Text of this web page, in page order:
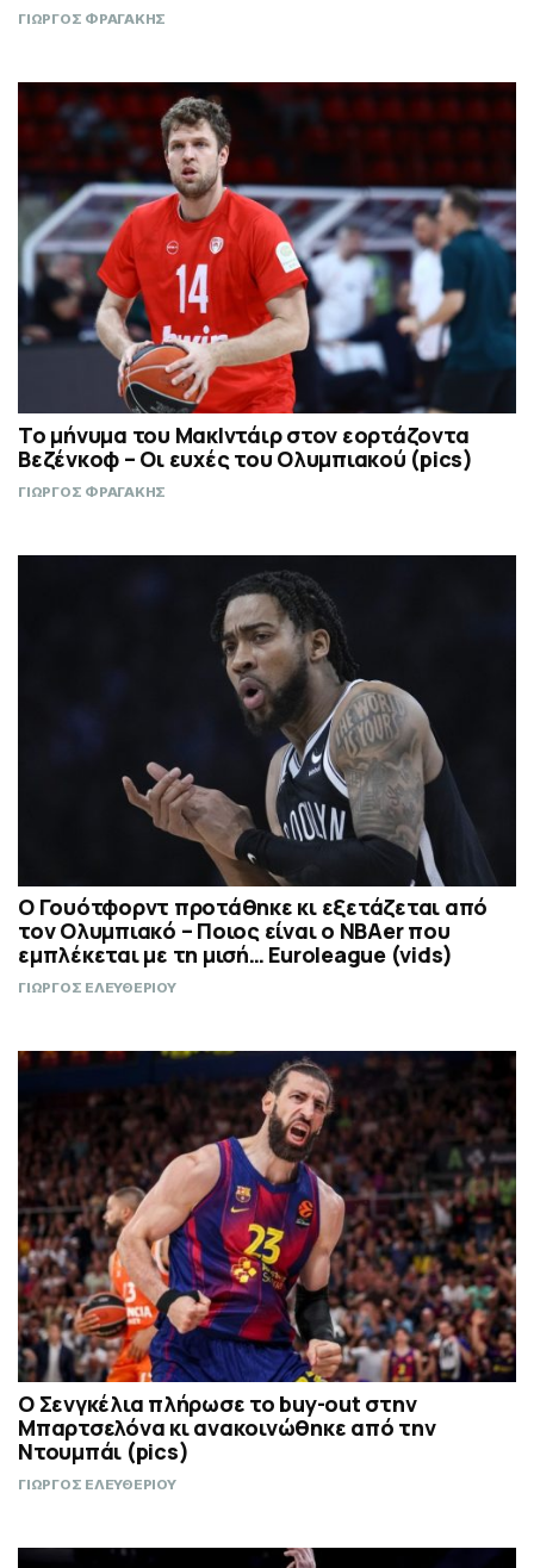
ΓΙΩΡΓΟΣ ΦΡΑΓΑΚΗΣ
Το μήνυμα του ΜακΙντάιρ στον εορτάζοντα
Βεζένκοφ – Οι ευχές του Ολυμπιακού (pics)
ΓΙΩΡΓΟΣ ΦΡΑΓΑΚΗΣ
Ο Γουότφορντ προτάθηκε κι εξετάζεται από
τον Ολυμπιακό – Ποιος είναι ο ΝΒΑer που
εμπλέκεται με τη μισή… Euroleague (vids)
ΓΙΩΡΓΟΣ ΕΛΕΥΘΕΡΙΟΥ
Ο Σενγκέλια πλήρωσε το buy-out στην
Μπαρτσελόνα κι ανακοινώθηκε από την
Ντουμπάι (pics)
ΓΙΩΡΓΟΣ ΕΛΕΥΘΕΡΙΟΥ